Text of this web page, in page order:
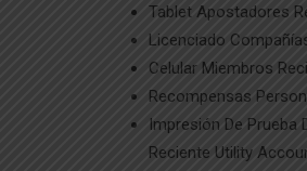
Tablet Apostadores
Licenciado
Celular Miembros
Recompensas
Impresión De
Reciente Utility